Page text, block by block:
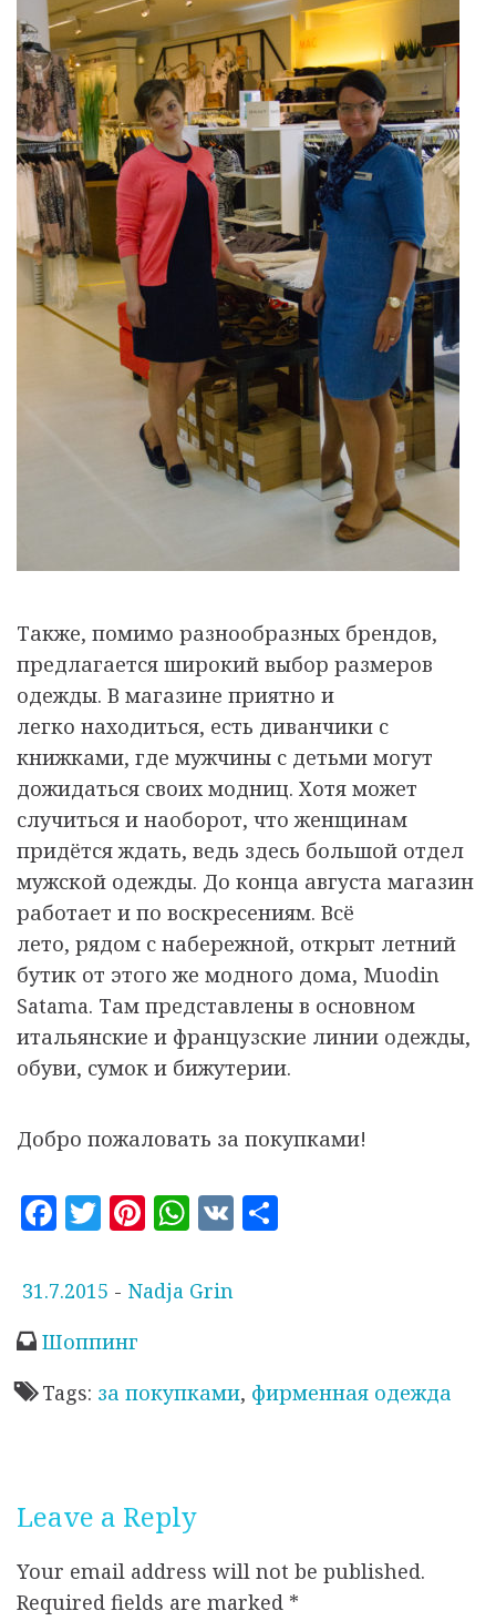
Также, помимо разнообразных брендов,
предлагается широкий выбор размеров
одежды. В магазине приятно и
легко находиться, есть диванчики с
книжками, где мужчины с детьми могут
дожидаться своих модниц. Хотя может
случиться и наоборот, что женщинам
придётся ждать, ведь здесь большой отдел
мужской одежды. До конца августа магазин
работает и по воскресениям. Всё
лето, рядом с набережной, открыт летний
бутик от этого же модного дома, Muodin
Satama. Там представлены в основном
итальянские и французские линии одежды,
обуви, сумок и бижутерии.
Добро пожаловать за покупками!
F
c
b
o
T
it
r
Pi
te
t
W
at
p
V
О
у
б
о
а
н
31.7.2015 - Nadja Grin
Шоппинг
Tags: за покупками, фирменная одежда
Leave a Reply
Your email address will not be published.
Required fields are marked *